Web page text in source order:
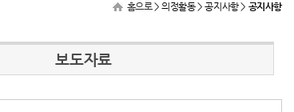
홈으로> 의정활동 > 공지사항 > 공지사항
보도자료